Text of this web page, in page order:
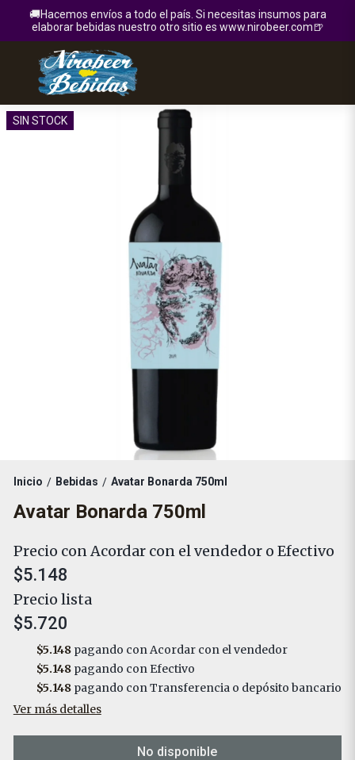
🚚Hacemos envíos a todo el país. Si necesitas insumos para
elaborar bebidas nuestro otro sitio es www.nirobeer.com🍺
SIN STOCK
Inicio / Bebidas / Avatar Bonarda 750ml
Avatar Bonarda 750ml
Precio con Acordar con el vendedor o Efectivo
$5.148
Precio lista
$5.720
$5.148pagando con Acordar con el vendedor
$5.148pagando con Efectivo
$5.148pagando con Transferencia o depósito bancario
Ver más detalles
No disponible